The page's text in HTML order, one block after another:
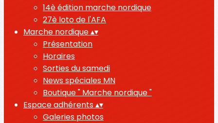
14è édition marche nordique
27è loto de l'AFA
Marche nordique▴▾
Présentation
Horaires
Sorties du samedi
News spéciales MN
Boutique " Marche nordique "
Espace adhérents▴▾
Galeries photos